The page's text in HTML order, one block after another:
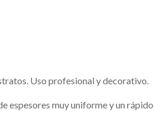
Uso profesional y decorativo.
espesores muy uniforme y un rápido